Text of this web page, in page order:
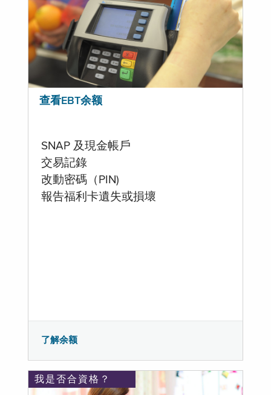
查看EBT余额
SNAP 及現金帳戶
交易記錄
改動密碼（PIN)
報告福利卡遺失或損壞
了解余额
我是否合資格？